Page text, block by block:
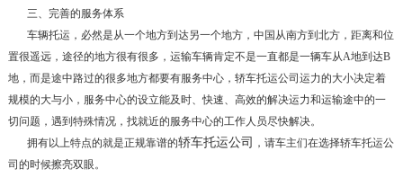
三、完善的服务体系
车辆托运，必然是从一个地方到达另一个地方，中国从南方到北方，距离和位
置很遥远，途径的地方很有很多，运输车辆肯定不是一直都是一辆车从A地到达B
地，而是途中路过的很多地方都要有服务中心，轿车托运公司运力的大小决定着
规模的大与小，服务中心的设立能及时、快速、高效的解决运力和运输途中的一
切问题，遇到特殊情况，找就近的服务中心的工作人员尽快解决。
拥有以上特点的就是正规靠谱的轿车托运公司
，请车主们在选择轿车托运公
司的时候擦亮双眼。